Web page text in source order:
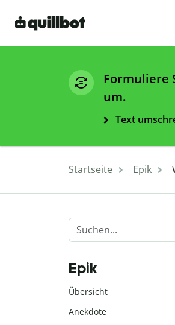
Formuliere
um.
Text
Startseite Epik
Epik
Übersicht
Anekdote